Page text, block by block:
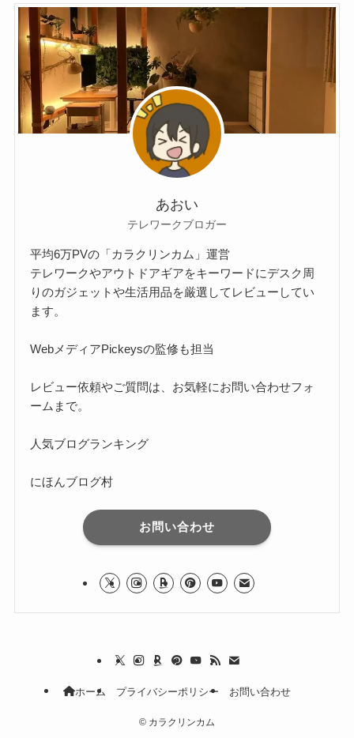
あおい
テレワークブロガー
平均6万PVの「カラクリンカム」運営
テレワークやアウトドアギアをキーワードにデスク周
りのガジェットや生活用品を厳選してレビューしてい
ます。
WebメディアPickeysの監修 も担当
レビュー依頼やご質問は、お気軽にお問い合わせフォ
ーム まで。
人気ブログランキング
にほんブログ村
お問い合わせ
ホーム プライバシーポリシー お問い合わせ
© カラクリンカム